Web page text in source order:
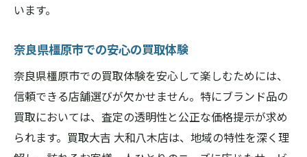
います。
奈良県橿原市での安心の買取体験
奈良県橿原市での買取体験を安心して楽しむためには、
信頼できる店舗選びが欠かせません。特にブランド品の
買取においては、査定の透明性と公正な価格提示が求め
られます。買取大吉 大和八木店は、地域の特性を深く理